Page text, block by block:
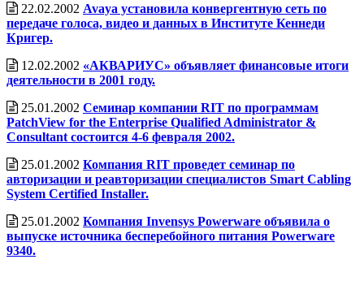
22.02.2002 Avaya установила конвергентную сеть по
передаче голоса, видео и данных в Институте Кеннеди
Кригер.
12.02.2002 «АКВАРИУС» объявляет финансовые итоги
деятельности в 2001 году.
25.01.2002 Семинар компании RIT по программам
PatchView for the Enterprise Qualified Administrator &
Consultant состоится 4-6 февраля 2002.
25.01.2002 Компания RIT проведет семинар по
авторизации и реавторизации специалистов Smart Cabling
System Certified Installer.
25.01.2002 Компания Invensys Powerware объявила о
выпуске источника бесперебойного питания Powerware
9340.